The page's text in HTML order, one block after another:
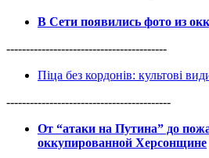
В Сети появились фото из
-----------------------------------------
Піца без кордонів: культові
------------------------------------------
От “атаки на Путина” до
оккупированной Херсонщине